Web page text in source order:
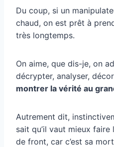
Du coup, si un
chaud, on est prêt à
très longtemps.
On aime, que dis-je, on
décrypter, analyser,
montrer la vérité au
Autrement dit,
sait qu’il vaut mieux
de front, car c’est sa